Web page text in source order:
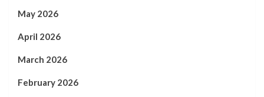
May 2026
April 2026
March 2026
February 2026